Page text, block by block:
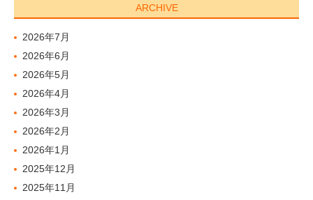
ARCHIVE
2026年7月
2026年6月
2026年5月
2026年4月
2026年3月
2026年2月
2026年1月
2025年12月
2025年11月